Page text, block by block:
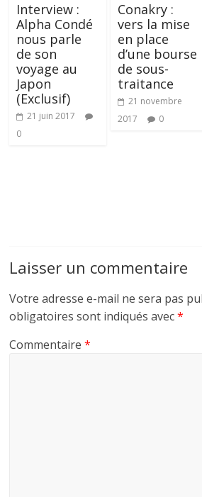
Interview :
Alpha Condé
nous parle
de son
voyage au
Japon
(Exclusif)
21 juin 2017
0
Conakry :
vers la mise
en place
d’une bourse
de sous-
traitance
21 novembre
2017
0
Laisser un commentaire
Votre adresse e-mail ne sera pas
obligatoires sont indiqués avec*
Commentaire*